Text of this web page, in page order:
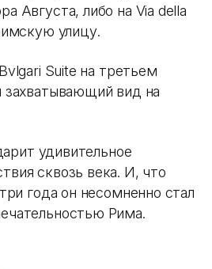
Августа, либо на Via della
улицу.
Suite на третьем
захватывающий вид на
удивительное
сквозь века. И, что
года он несомненно стал
Рима.